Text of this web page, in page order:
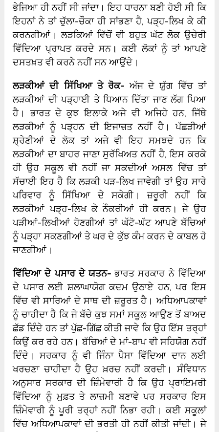
ਭੇਜਿਆ ਹੀ ਨਹੀਂ ਸੀ ਜਾਂਦਾ। ਇਹ ਧਾਰਨਾ ਬਣੀ ਹੋਈ ਸੀ ਕਿ
ਇਹਨਾਂ ਨੇ ਤਾਂ ਚੁੱਲਾ-ਚੌਕਾ ਹੀ ਸਾਂਭਣਾ ਹੈ, ਪੜ੍ਹ-ਲਿਖ ਕੇ ਕੀ
ਕਰਨਗੀਆਂ। ਲੜਕਿਆਂ ਵਿੱਚੋਂ ਵੀ ਬਹੁਤ ਘੱਟ ਲੋਕ ਉਚੇਰੀ
ਵਿੱਦਿਆ ਪ੍ਰਾਪਤ ਕਰਦੇ ਸਨ। ਕਈ ਲੋਕਾਂ ਨੂੰ ਤਾਂ ਆਪਣੇ
ਦਸਤਖ਼ਤ ਵੀ ਕਰਨੇ ਨਹੀਂ ਸਨ ਆਉਂਦੇ।
ਲੜਕੀਆਂ ਦੀ ਸਿੱਖਿਆ ਤੇ ਰੋਕ- ਅੱਜ ਦੇ ਯੁੱਗ ਵਿੱਚ ਤਾਂ
ਲੜਕੀਆਂ ਦੀ ਪੜ੍ਹਾਈ ਤੇ ਧਿਆਨ ਦਿੱਤਾ ਜਾਣ ਲੱਗ ਪਿਆ
ਹੈ। ਭਾਰਤ ਦੇ ਕੁਝ ਇਲਾਕੇ ਅਜੇ ਵੀ ਅਜਿਹੇ ਹਨ, ਜਿੱਥੇ
ਲੜਕੀਆਂ ਨੂੰ ਪੜ੍ਹਨ ਦੀ ਇਜਾਜ਼ਤ ਨਹੀਂ ਹੈ। ਪੱਛੜੀਆਂ
ਸ਼੍ਰੇਣੀਆਂ ਦੇ ਲੋਕ ਤਾਂ ਅਜੇ ਵੀ ਇਹ ਸਮਝਦੇ ਹਨ ਕਿ
ਲੜਕੀਆਂ ਦਾ ਬਾਹਰ ਜਾਣਾ ਸੁਰੱਖਿਅਤ ਨਹੀਂ ਹੈ, ਇਸ ਕਰਕੇ
ਹੀ ਉਹ ਸਕੂਲ ਵੀ ਨਹੀਂ ਜਾ ਸਕਦੀਆਂ ਅਸਲ ਵਿੱਚ ਤਾਂ
ਸੱਚਾਈ ਇਹ ਹੈ ਕਿ ਲੜਕੀ ਪੜ-ਲਿਖ ਜਾਵੇਗੀ ਤਾਂ ਉਹ ਸਾਰੇ
ਪਰਿਵਾਰ ਨੂੰ ਸਿੱਖਿਆ ਦੇ ਸਕੇਗੀ। ਜ਼ਰੂਰੀ ਨਹੀਂ ਕਿ
ਲੜਕੀਆਂ ਪੜ੍ਹ-ਲਿਖ ਕੇ ਨੌਕਰੀਆਂ ਹੀ ਕਰਨ। ਜੇ ਉਹ
ਪੜੀਆਂ-ਲਿਖੀਆਂ ਹੋਣਗੀਆਂ ਤਾਂ ਘੱਟੋ-ਘੱਟ ਆਪਣੇ ਬੱਚਿਆਂ
ਨੂੰ ਪੜ੍ਹਾ ਸਕਣਗੀਆਂ ਤੇ ਘਰ ਦੇ ਕੁੱਝ ਕੰਮ ਕਰਨ ਦੇ ਕਾਬਲ ਹੋ
ਜਾਣਗੀਆਂ।
ਵਿੱਦਿਆ ਦੇ ਪਸਾਰ ਦੇ ਯਤਨ- ਭਾਰਤ ਸਰਕਾਰ ਨੇ ਵਿੱਦਿਆ
ਦੇ ਪਸਾਰ ਲਈ ਸ਼ਲਾਘਾਯੋਗ ਕਦਮ ਉਠਾਏ ਹਨ, ਪਰ ਇਸ
ਵਿੱਚ ਵੀ ਸਾਰਿਆਂ ਦੇ ਸਾਥ ਦੀ ਜ਼ਰੂਰਤ ਹੈ। ਅਧਿਆਪਕਾਵਾਂ
ਨੂੰ ਚਾਹੀਦਾ ਹੈ ਕਿ ਜੇ ਬੱਚੇ ਕੁਝ ਸਮਾਂ ਸਕੂਲ ਆਉਣ ਤੋਂ ਬਾਅਦ
ਛੱਡ ਦਿੰਦੇ ਹਨ ਤਾਂ ਪੁੱਛ-ਗਿੱਛ ਕੀਤੀ ਜਾਵੇ ਕਿ ਉਹ ਇੱਸ ਤਰ੍ਹਾਂ
ਕਿਉਂ ਕਰ ਰਹੇ ਹਨ। ਬੱਚਿਆਂ ਦੇ ਮਾਂ-ਬਾਪ ਵੀ ਸਹਿਯੋਗ ਨਹੀਂ
ਦਿੰਦੇ। ਸਰਕਾਰ ਨੂੰ ਵੀ ਜਿੰਨਾ ਪੈਸਾ ਵਿੱਦਿਆ ਦਾਨ ਲਈ
ਖਰਚਣਾ ਚਾਹੀਦਾ ਹੈ ਉਹ ਖ਼ਰਚ ਨਹੀਂ ਕਰਦੀ। ਸੰਵਿਧਾਨ
ਅਨੁਸਾਰ ਸਰਕਾਰ ਦੀ ਜ਼ਿੰਮੇਵਾਰੀ ਹੈ ਕਿ ਉਹ ਪ੍ਰਾਇਮਰੀ
ਵਿੱਦਿਆ ਨੂੰ ਮੁਫ਼ਤ ਤੇ ਲਾਜ਼ਮੀ ਬਣਾਵੇ ਪਰ ਸਰਕਾਰ ਇਸ
ਜ਼ਿੰਮੇਵਾਰੀ ਨੂੰ ਪੂਰੀ ਤਰ੍ਹਾਂ ਨਹੀਂ ਨਿਭਾ ਰਹੀ। ਕਈ ਸਕੂਲਾਂ
ਵਿੱਚ ਅਧਿਆਪਕਾਵਾਂ ਦੀ ਭਰਤੀ ਹੀ ਨਹੀਂ ਕੀਤੀ ਜਾਂਦੀ। ਜੇ